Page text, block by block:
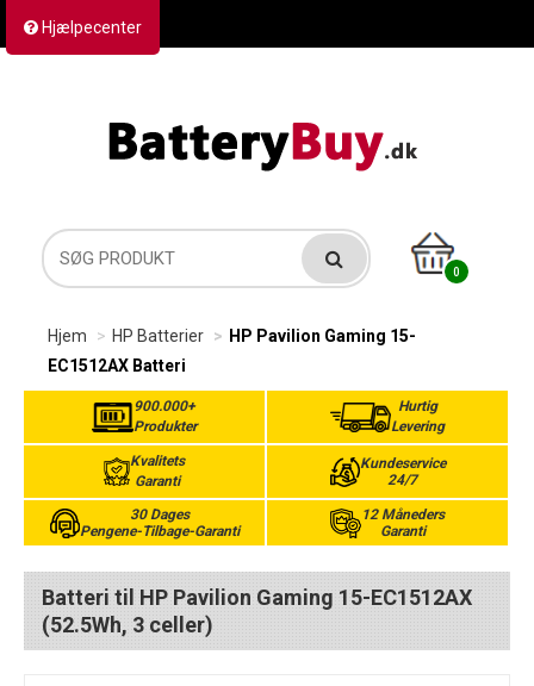
Hjælpecenter
0
Hjem HP Batterier
HP Pavilion Gaming 15-
EC1512AX Batteri
900.000+
Produkter
Hurtig
Levering
Kvalitets
Garanti
Kundeservice
24/7
30 Dages
Pengene-Tilbage-Garanti
12 Måneders
Garanti
Batteri til HP Pavilion Gaming 15-EC1512AX
(52.5Wh, 3 celler)